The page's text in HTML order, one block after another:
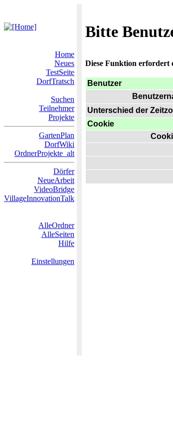
Bitte
Home
Neues
TestSeite
DorfTratsch
Suchen
Teilnehmer
Projekte
GartenPlan
DorfWiki
OrdnerProjekte_alt
Dörfer
NeueArbeit
VideoBridge
VillageInnovationTalk
AlleOrdner
AlleSeiten
Hilfe
Einstellungen
Diese Funktion erfordert
Benutzer
Unterschied der
Cookie